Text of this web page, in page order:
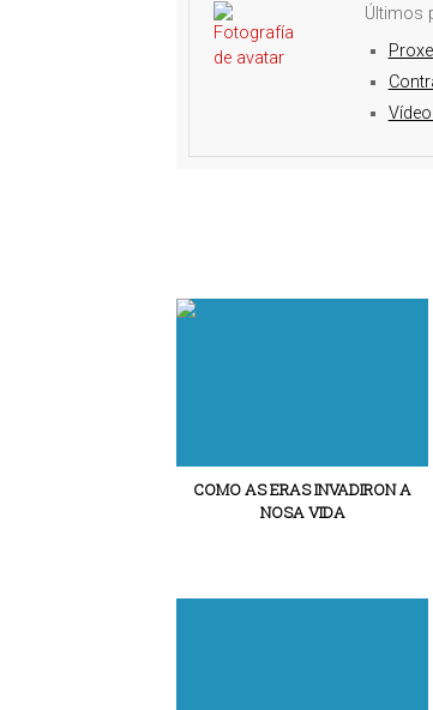
Últimos
COMO AS ERAS INVADIRON A
NOSA VIDA